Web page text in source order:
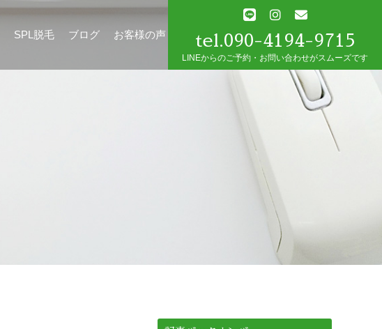
SPL脱毛 ブログ お客様の声 tel.090-4194-9715
LINEからのご予約・お問い合わせがスムーズです